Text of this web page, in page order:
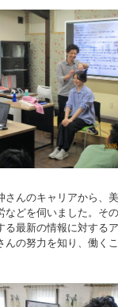
さんのキャリアから、
などを伺いました。そ
る最新の情報に対する
んの努力を知り、働く